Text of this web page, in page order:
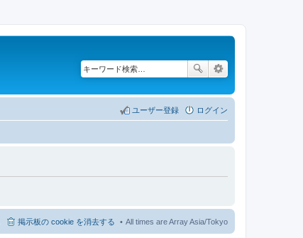
ログイン
ユーザー登録
All times are Array Asia/Tokyo
掲示板の cookie を消去する